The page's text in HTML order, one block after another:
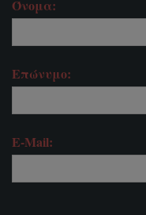
Όνομα:
Επώνυμο:
E-Mail: